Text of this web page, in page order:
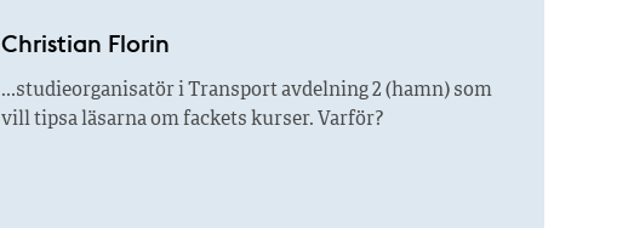
Christian Florin
…studieorganisatör i Transport avdelning 2 (hamn) som
vill tipsa läsarna om fackets kurser. Varför?